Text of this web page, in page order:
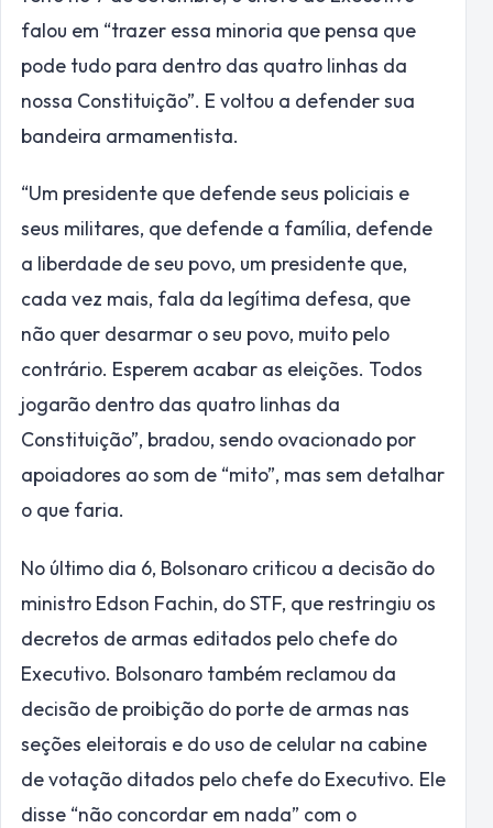
falou em “trazer essa minoria que pensa que
pode tudo para dentro das quatro linhas da
nossa Constituição”. E voltou a defender sua
bandeira armamentista.
“Um presidente que defende seus policiais e
seus militares, que defende a família, defende
a liberdade de seu povo, um presidente que,
cada vez mais, fala da legítima defesa, que
não quer desarmar o seu povo, muito pelo
contrário. Esperem acabar as eleições. Todos
jogarão dentro das quatro linhas da
Constituição”, bradou, sendo ovacionado por
apoiadores ao som de “mito”, mas sem detalhar
o que faria.
No último dia 6, Bolsonaro criticou a decisão do
ministro Edson Fachin, do STF, que restringiu os
decretos de armas editados pelo chefe do
Executivo. Bolsonaro também reclamou da
decisão de proibição do porte de armas nas
seções eleitorais e do uso de celular na cabine
de votação ditados pelo chefe do Executivo. Ele
disse “não concordar em nada” com o